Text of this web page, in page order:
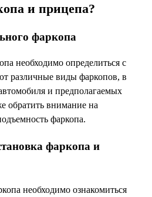
и прицепа?
фаркопа
необходимо определиться с
различные виды фаркопов, в
и предполагаемых
обратить внимание на
фаркопа.
фаркопа и
необходимо ознакомиться